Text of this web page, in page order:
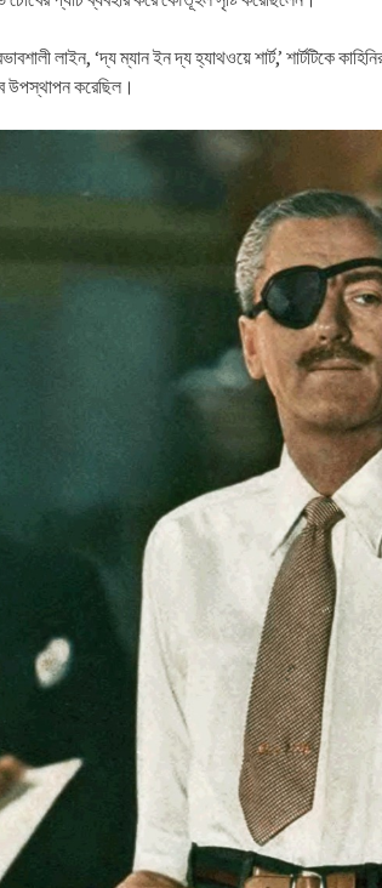
লাইন, ‘দ্য ম্যান ইন দ্য হ্যাথওয়ে শার্ট,’ শার্টটিকে
উপস্থাপন করেছিল।